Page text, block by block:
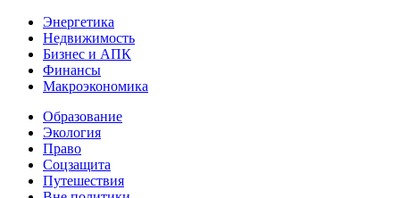
Энергетика
Недвижимость
Бизнес и АПК
Финансы
Макроэкономика
Образование
Экология
Право
Соцзащита
Путешествия